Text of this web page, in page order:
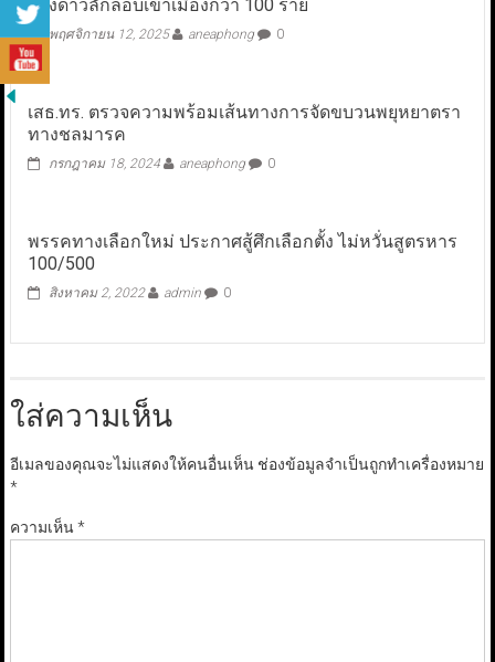
ต่างด้าวลักลอบเข้าเมืองกว่า 100 ราย
พฤศจิกายน 12, 2025 aneaphong 0
เสธ.ทร. ตรวจความพร้อมเส้นทางการจัดขบวนพยุหยาตรา
ทางชลมารค
กรกฎาคม 18, 2024 aneaphong 0
พรรคทางเลือกใหม่ ประกาศสู้ศึกเลือกตั้ง ไม่หวั่นสูตรหาร
100/500
สิงหาคม 2, 2022 admin 0
ใส่ความเห็น
อีเมลของคุณจะไม่แสดงให้คนอื่นเห็น ช่องข้อมูลจำเป็นถูกทำเครื่องหมาย
*
ความเห็น*